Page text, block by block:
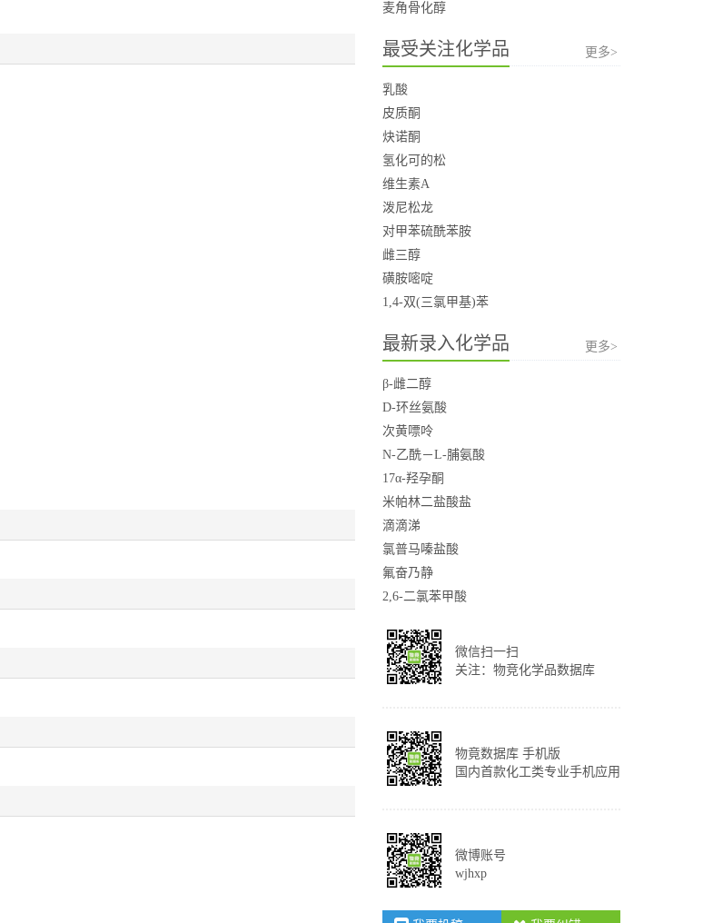
麦角骨化醇
最受关注化学品 更多>
乳酸
皮质酮
炔诺酮
氢化可的松
维生素A
泼尼松龙
对甲苯硫酰苯胺
雌三醇
磺胺嘧啶
1,4-双(三氯甲基)苯
最新录入化学品 更多>
β-雌二醇
D-环丝氨酸
次黄嘌呤
N-乙酰－L-脯氨酸
17α-羟孕酮
米帕林二盐酸盐
滴滴涕
氯普马嗪盐酸
氟奋乃静
2,6-二氯苯甲酸
微信扫一扫
关注：物竞化学品数据库
物竟数据库 手机版
国内首款化工类专业手机应用
微博账号
wjhxp